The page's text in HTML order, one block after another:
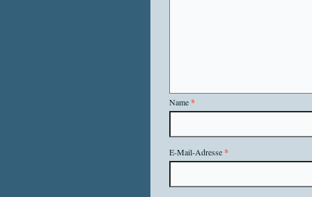
Name*
E-Mail-Adresse*